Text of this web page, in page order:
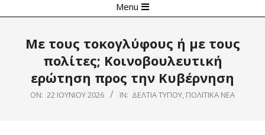
Navigation
Menu
Με τους τοκογλύφους ή με τους
πολίτες; Κοινοβουλευτική
ερώτηση προς την Κυβέρνηση
ON: 22 ΙΟΥΝΊΟΥ 2026 IN: ΔΕΛΤΊΑ ΤΎΠΟΥ, ΠΟΛΙΤΙΚΆ ΝΈΑ